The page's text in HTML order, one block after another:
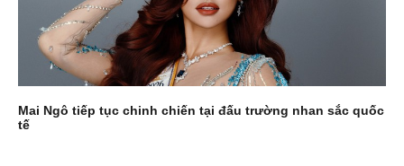
Mai Ngô tiếp tục chinh chiến tại đấu trường nhan sắc quốc
tế